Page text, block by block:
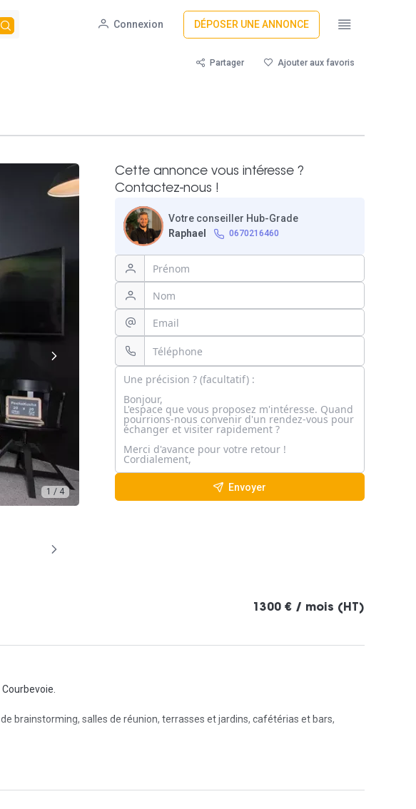
Connexion DÉPOSER UNE ANNONCE
Partager Ajouter aux favoris
1 / 4
Cette annonce vous intéresse ?
Contactez-nous !
Votre conseiller Hub-Grade
Raphael
0670216460
Envoyer
1300 € / mois (HT)
brainstorming, salles de réunion, terrasses et jardins, cafétérias et bars,
de développer son réseau !